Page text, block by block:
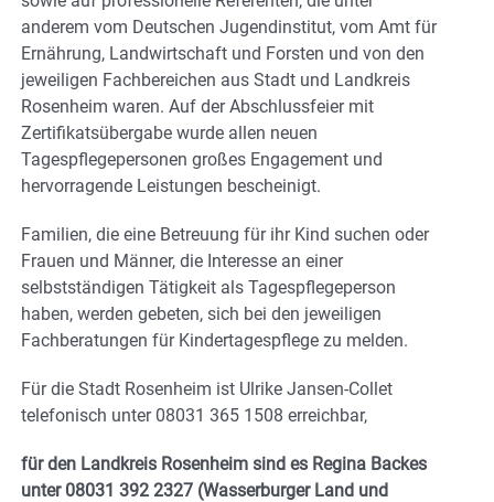
anderem vom Deutschen Jugendinstitut, vom Amt für
Ernährung, Landwirtschaft und Forsten und von den
jeweiligen Fachbereichen aus Stadt und Landkreis
Rosenheim waren. Auf der Abschlussfeier mit
Zertifikatsübergabe wurde allen neuen
Tagespflegepersonen großes Engagement und
hervorragende Leistungen bescheinigt.
Familien, die eine Betreuung für ihr Kind suchen oder
Frauen und Männer, die Interesse an einer
selbstständigen Tätigkeit als Tagespflegeperson
haben, werden gebeten, sich bei den jeweiligen
Fachberatungen für Kindertagespflege zu melden.
Für die Stadt Rosenheim ist Ulrike Jansen-Collet
telefonisch unter 08031 365 1508 erreichbar,
für den Landkreis Rosenheim sind es Regina Backes
unter 08031 392 2327 (Wasserburger Land und